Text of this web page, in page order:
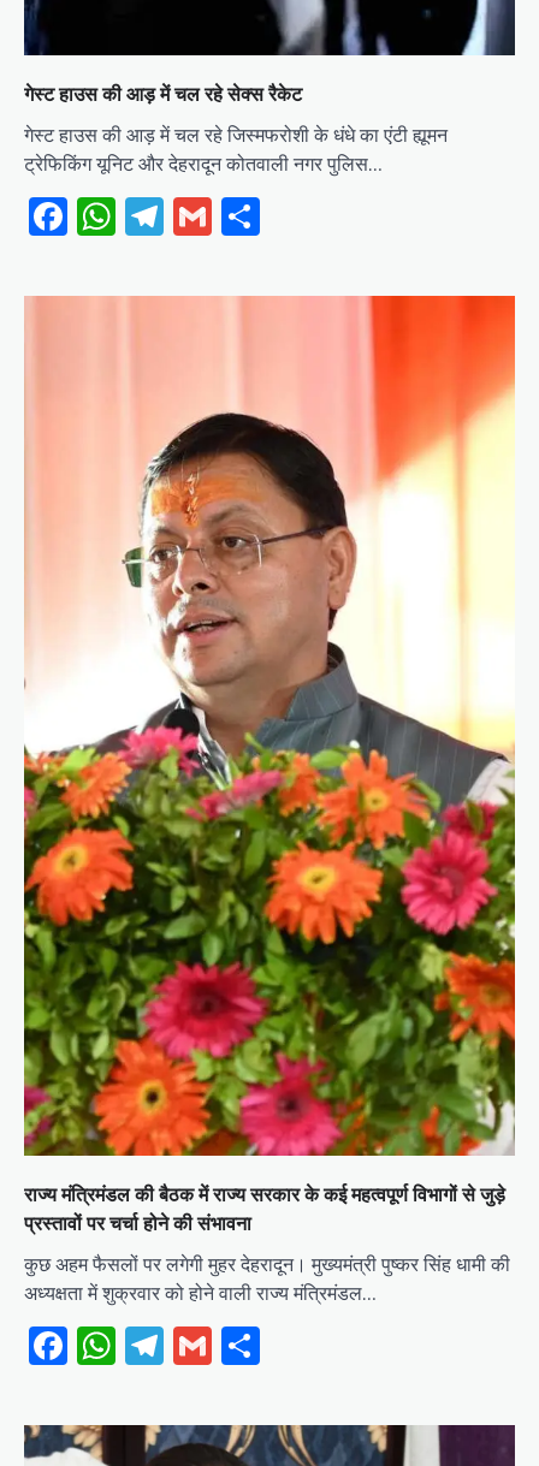
गेस्ट हाउस की आड़ में चल रहे सेक्स रैकेट
गेस्ट हाउस की आड़ में चल रहे जिस्मफरोशी के धंधे का एंटी ह्यूमन
ट्रेफिकिंग यूनिट और देहरादून कोतवाली नगर पुलिस…
Facebook
WhatsApp
Telegram
Gmail
राज्य मंत्रिमंडल की बैठक में राज्य सरकार के कई महत्वपूर्ण विभागों से जुड़े
प्रस्तावों पर चर्चा होने की संभावना
कुछ अहम फैसलों पर लगेगी मुहर देहरादून। मुख्यमंत्री पुष्कर सिंह धामी की
अध्यक्षता में शुक्रवार को होने वाली राज्य मंत्रिमंडल…
Facebook
WhatsApp
Telegram
Gmail